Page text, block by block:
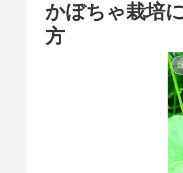
かぼちゃ栽培
方